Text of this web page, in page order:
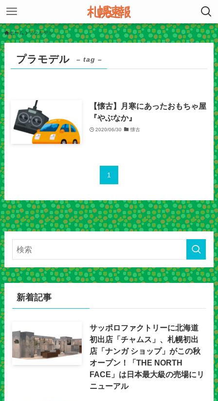
ホーム プラモデル
プラモデル – tag –
【懐古】月寒にあったおもちゃ屋
『やぶなか』
2020/06/30 懐古
1
新着記事
サッポロファクトリーに北海道
初出店「チャムス」、札幌初出
店「ナンガ ショップ」がこの秋
オープン！「THE NORTH
FACE」は日本最大級の売場にリ
ニューアル